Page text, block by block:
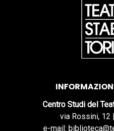
Centro Studi del
via Rossini, 12
e-mail: